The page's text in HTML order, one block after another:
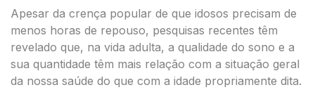
Apesar da crença popular de que idosos precisam de
menos horas de repouso, pesquisas recentes têm
revelado que, na vida adulta, a qualidade do sono e a
sua quantidade têm mais relação com a situação geral
da nossa saúde do que com a idade propriamente dita.